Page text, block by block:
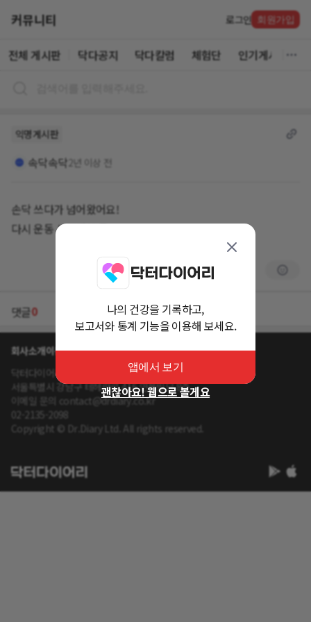
커뮤니티 로그인 회원가입
전체 게시판 닥다공지 닥다칼럼 체험단 인기게시글
익명게시판
속닥속닥2년 이상 전
손닥 쓰다가 넘어왔어요!
다시 운동 시작해얄 듯..
댓글0
회사소개이용약관개인정보 처리방침
닥터다이어리 대표 : 송제윤
서울특별시 강남구 테헤란로 416 연봉빌딩 8층
이메일 문의 contact@drdiary.co.kr
02-2135-2098
Copyright © Dr.Diary Ltd. All rights reserved.
나의 건강을 기록하고,
보고서와 통계 기능을 이용해 보세요.
앱에서 보기
괜찮아요! 웹으로 볼게요